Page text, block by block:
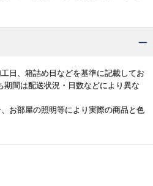
日、箱詰め日などを基準に記載してお
期間は配送状況・日数などにより異な
お部屋の照明等により実際の商品と色